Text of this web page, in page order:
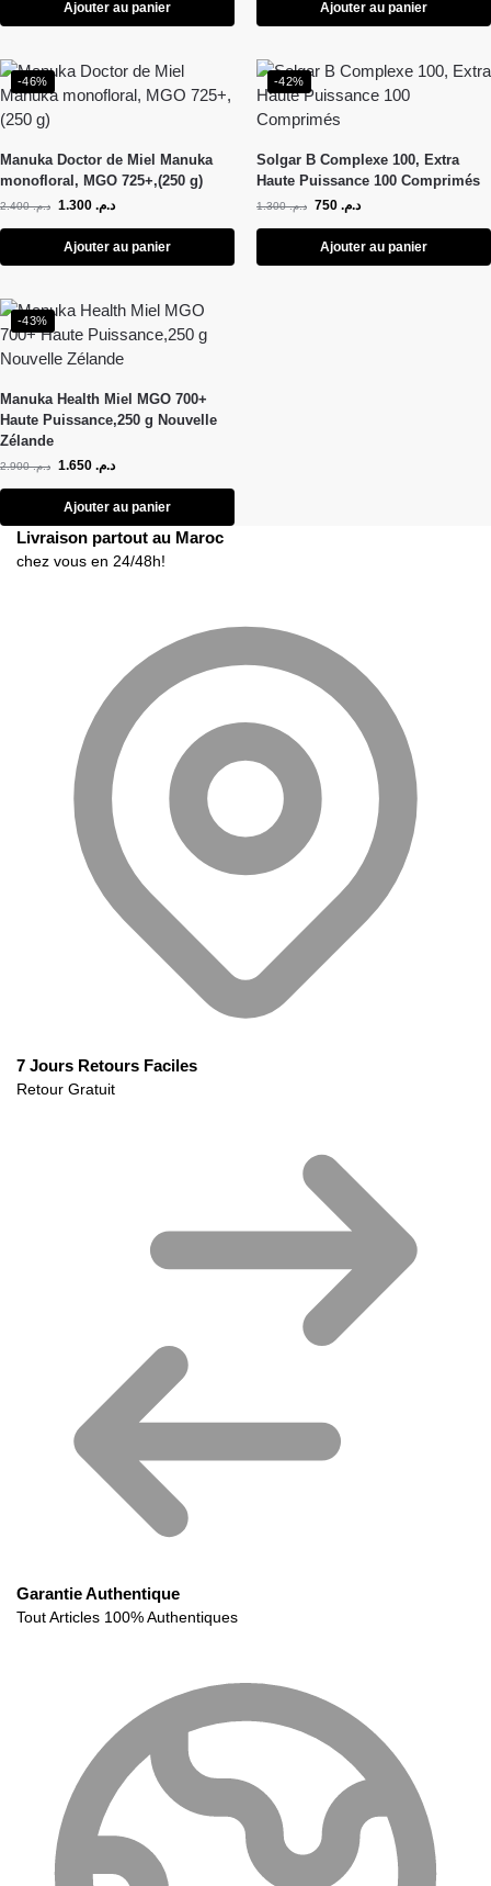
Ajouter au panier Ajouter au panier
-46%
Manuka Doctor de Miel Manuka
monofloral, MGO 725+,(250 g)
د.م.2.400 د.م.
Ajouter au panier
-42%
Solgar B Complexe 100, Extra
Haute Puissance 100 Comprimés
د.م.1.300 د.م.
Ajouter au panier
-43%
Manuka Health Miel MGO 700+
Haute Puissance,250 g Nouvelle
Zélande
د.م.2.900 د.م.
Ajouter au panier
Livraison partout au Maroc
chez vous en 24/48h!
7 Jours Retours Faciles
Retour Gratuit
Garantie Authentique
Tout Articles 100% Authentiques